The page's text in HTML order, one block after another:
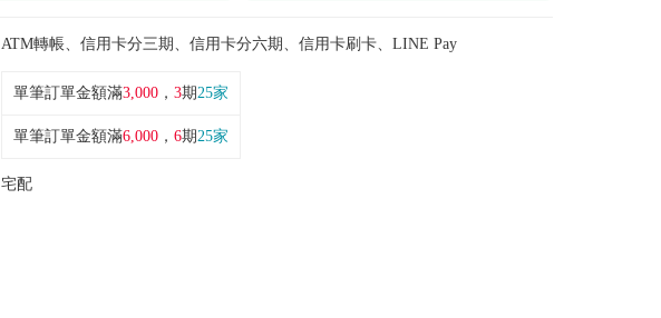
ATM轉帳、信用卡分三期、信用卡分六期、信用卡刷卡、LINE Pay
單筆訂單金額滿3,000 ， 3期25家
單筆訂單金額滿6,000 ， 6期25家
宅配